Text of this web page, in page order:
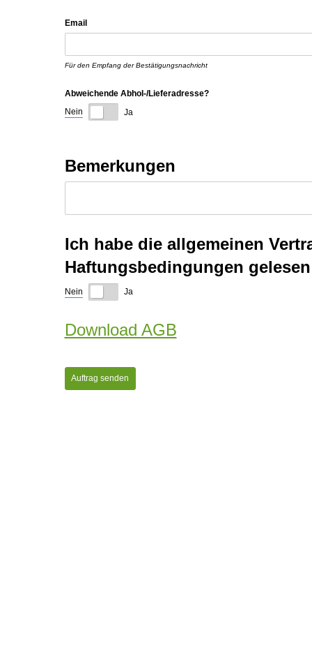
Email
Für den Empfang der Bestätigungsnachricht
Abweichende Abhol-/​Lieferadresse?
Nein
Ja
Bemerkungen
Ich habe die allgemeinen
Haftungsbedingungen
Nein Ja
Download AGB
Auftrag senden